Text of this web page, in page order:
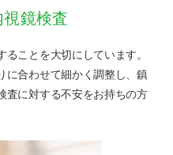
鏡検査
ことを大切にしています。
に合わせて細かく調整し、鎮
査に対する不安をお持ちの方